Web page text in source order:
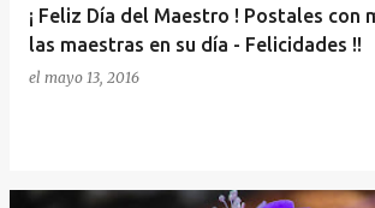
¡ Feliz Día del Maestro ! Postales con
las maestras en su día - Felicidades !!
el mayo 13, 2016